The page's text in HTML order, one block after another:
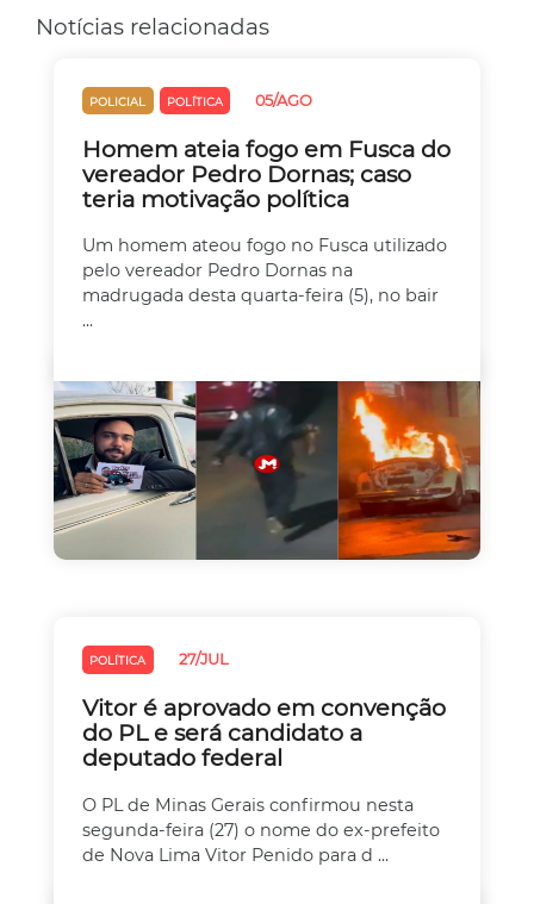
Notícias relacionadas
POLICIAL POLÍTICA 05/AGO
Homem ateia fogo em Fusca do
vereador Pedro Dornas; caso
teria motivação política
Um homem ateou fogo no Fusca utilizado
pelo vereador Pedro Dornas na
madrugada desta quarta-feira (5), no bair
...
POLÍTICA 27/JUL
Vitor é aprovado em convenção
do PL e será candidato a
deputado federal
O PL de Minas Gerais confirmou nesta
segunda-feira (27) o nome do ex-prefeito
de Nova Lima Vitor Penido para d ...